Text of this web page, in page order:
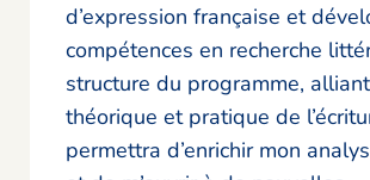
d’expression française et
compétences en recherche
structure du programme,
théorique et pratique de
permettra d’enrichir mon